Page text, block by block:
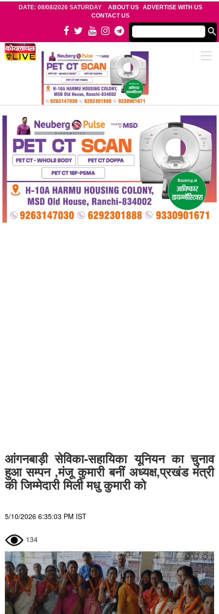
DATE: 08/08/2026 SATURDAY ABOUT US ADVERTISE WITH US
CONTACT US
आंगनबाड़ी सेविका-सहायिका यूनियन का चुनाव
हुआ सम्पन ,मंजू कुमारी बनीं अध्यक्ष,प्रखंड मंत्री
की जिम्मेदारी मिली मधु कुमारी को
5/10/2026 6:35:03 PM IST
134